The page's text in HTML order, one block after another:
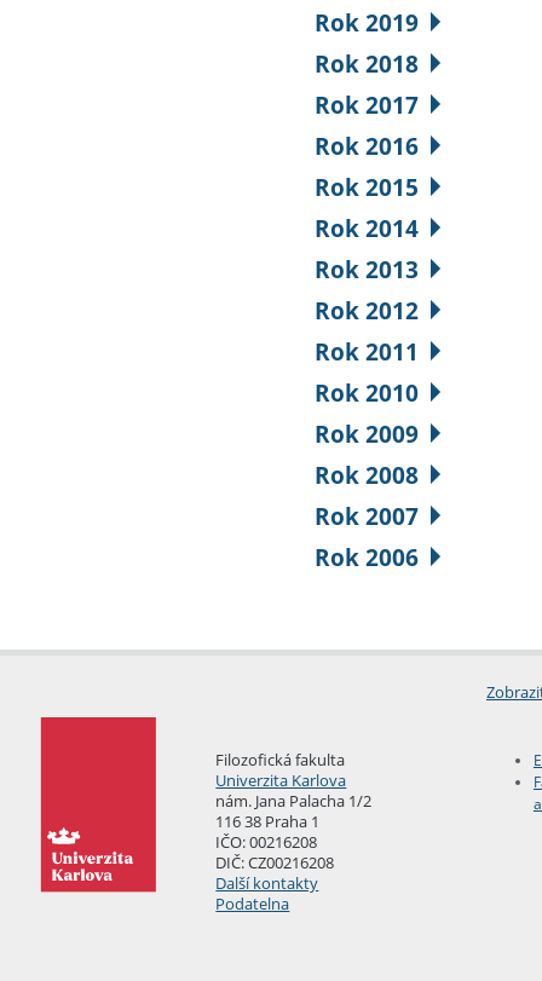
Rok 2019
Rok 2018
Rok 2017
Rok 2016
Rok 2015
Rok 2014
Rok 2013
Rok 2012
Rok 2011
Rok 2010
Rok 2009
Rok 2008
Rok 2007
Rok 2006
Filozofická fakulta
Univerzita Karlova
nám. Jana Palacha 1/2
116 38 Praha 1
IČO: 00216208
DIČ: CZ00216208
Další kontakty
Podatelna